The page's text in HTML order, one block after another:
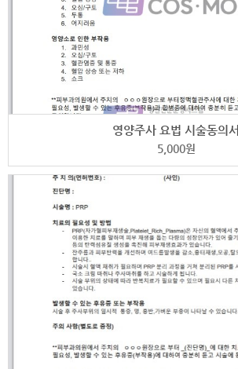
영양주사 요법 시술동의서
5,000원